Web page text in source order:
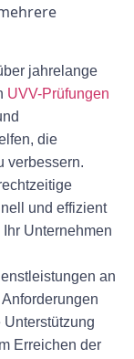
jahrelange
UVV-Prüfungen
die
verbessern.
und effizient
Unternehmen
an
Erreichen der